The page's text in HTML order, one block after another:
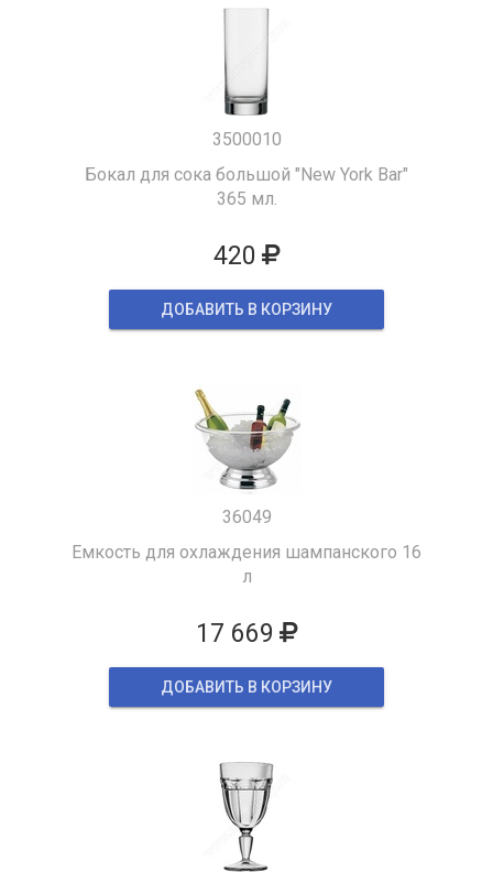
3500010
Бокал для сока большой "New York Bar"
365 мл.
420
ДОБАВИТЬ В КОРЗИНУ
36049
Емкость для охлаждения шампанского 16
л
17 669
ДОБАВИТЬ В КОРЗИНУ